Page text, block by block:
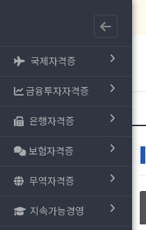
국제자격증
금융투자자격증
은행자격증
보험자격증
무역자격증
지속가능경영